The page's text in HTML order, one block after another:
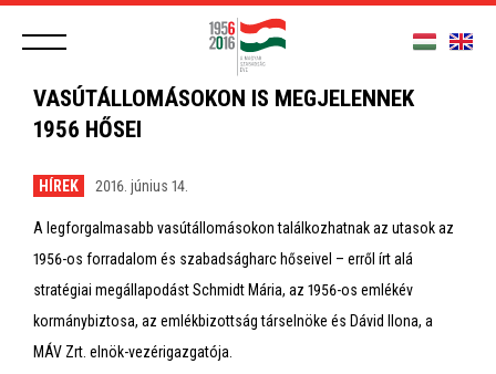
VASÚTÁLLOMÁSOKON IS MEGJELENNEK
1956 HŐSEI
HÍREK 2016. június 14.
A legforgalmasabb vasútállomásokon találkozhatnak az utasok az
1956-os forradalom és szabadságharc hőseivel – erről írt alá
stratégiai megállapodást Schmidt Mária, az 1956-os emlékév
kormánybiztosa, az emlékbizottság társelnöke és Dávid Ilona, a
MÁV Zrt. elnök-vezérigazgatója.